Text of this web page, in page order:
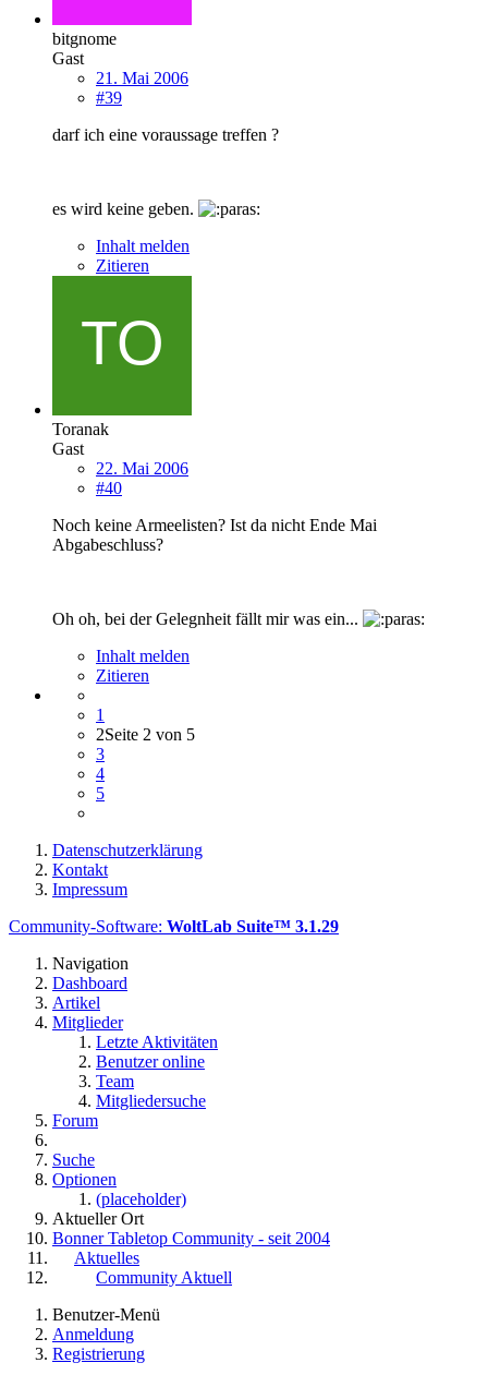
bitgnome
Gast
21. Mai 2006
#39
darf ich eine voraussage treffen ?
es wird keine geben.
Inhalt melden
Zitieren
Toranak
Gast
22. Mai 2006
#40
Noch keine Armeelisten? Ist da nicht Ende Mai
Abgabeschluss?
Oh oh, bei der Gelegnheit fällt mir was ein...
Inhalt melden
Zitieren
1
2Seite 2 von 5
3
4
5
Datenschutzerklärung
Kontakt
Impressum
Community-Software: WoltLab Suite™ 3.1.29
Navigation
Dashboard
Artikel
Mitglieder
Letzte Aktivitäten
Benutzer online
Team
Mitgliedersuche
Forum
Suche
Optionen
(placeholder)
Aktueller Ort
Bonner Tabletop Community - seit 2004
Aktuelles
Community Aktuell
Benutzer-Menü
Anmeldung
Registrierung